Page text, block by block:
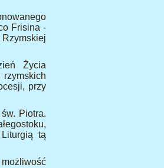
Frisina -
Rzymskiej
Życia
przy
Piotra.
tą